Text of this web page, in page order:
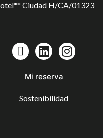
Ciudad H/CA/01323
Mi reserva
Sostenibilidad